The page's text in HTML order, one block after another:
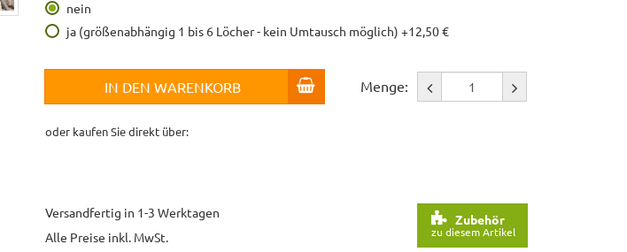
nein
ja (größenabhängig 1 bis 6 Löcher - kein Umtausch möglich) +12,50 €
IN DEN WARENKORB Menge:
oder kaufen Sie direkt über:
Zubehör
zu diesem Artikel
Versandfertig in 1-3 Werktagen
Alle Preise inkl. MwSt.